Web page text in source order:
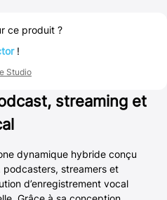
ce produit ?
!
Studio
streaming et
dynamique hybride conçu
streamers et
d’enregistrement vocal